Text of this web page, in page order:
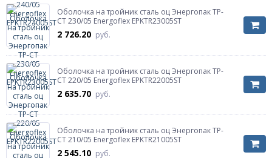
Оболочка на тройник сталь оц Энергопак ТР-
СТ 230/05 Energoflex EPKTR23005ST
2 726.20 руб.
Оболочка на тройник сталь оц Энергопак ТР-
СТ 220/05 Energoflex EPKTR22005ST
2 635.70 руб.
Оболочка на тройник сталь оц Энергопак ТР-
СТ 210/05 Energoflex EPKTR21005ST
2 545.10 руб.